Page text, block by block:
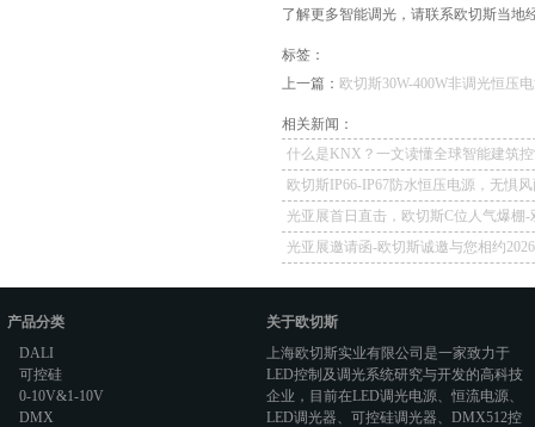
了解更多智能调光，请联系欧切斯当地
标签：
上一篇： 欧切斯30W-400W非调光恒压
相关新闻：
什么是KNX？一文读懂全球智能建筑
欧切斯IP66-IP67防水恒压电源，无惧
如一
光亚展首日直击，欧切斯C位人气爆棚-
冕，实力再出圈
光亚展邀请函-欧切斯诚邀与您相约
产品分类
DALI
可控硅
0-10V&1-10V
DMX
关于欧切斯
上海欧切斯实业有限公司是一家致力于
LED控制及调光系统研究与开发的高科技
企业，目前在LED调光电源、恒流电源、
LED调光器、 可控硅调光器、 DMX512控